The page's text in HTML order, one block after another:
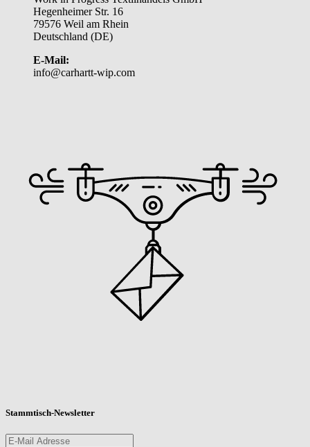
Hegenheimer Str. 16
79576 Weil am Rhein
Deutschland (DE)
E-Mail:
info@carhartt-wip.com
Stammtisch-Newsletter